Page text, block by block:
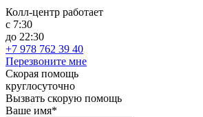
Колл-центр работает
с 7:30
до 22:30
+7 978 762 39 40
Перезвоните мне
Скорая помощь
круглосуточно
Вызвать скорую помощь
Ваше имя*